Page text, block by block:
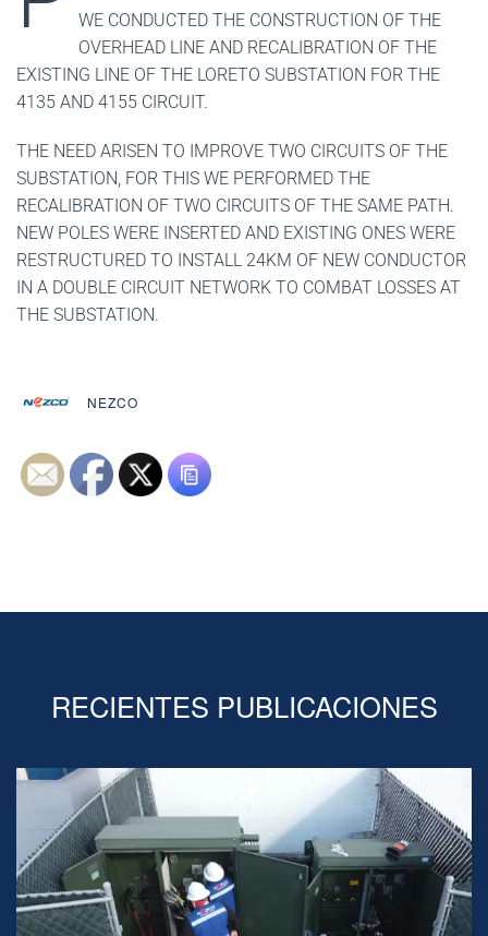
WE CONDUCTED THE CONSTRUCTION OF THE
OVERHEAD LINE AND RECALIBRATION OF THE
EXISTING LINE OF THE LORETO SUBSTATION FOR THE
4135 AND 4155 CIRCUIT.
THE NEED ARISEN TO IMPROVE TWO CIRCUITS OF THE
SUBSTATION, FOR THIS WE PERFORMED THE
RECALIBRATION OF TWO CIRCUITS OF THE SAME PATH.
NEW POLES WERE INSERTED AND EXISTING ONES WERE
RESTRUCTURED TO INSTALL 24KM OF NEW CONDUCTOR
IN A DOUBLE CIRCUIT NETWORK TO COMBAT LOSSES AT
THE SUBSTATION.
NEZCO
RECIENTES PUBLICACIONES